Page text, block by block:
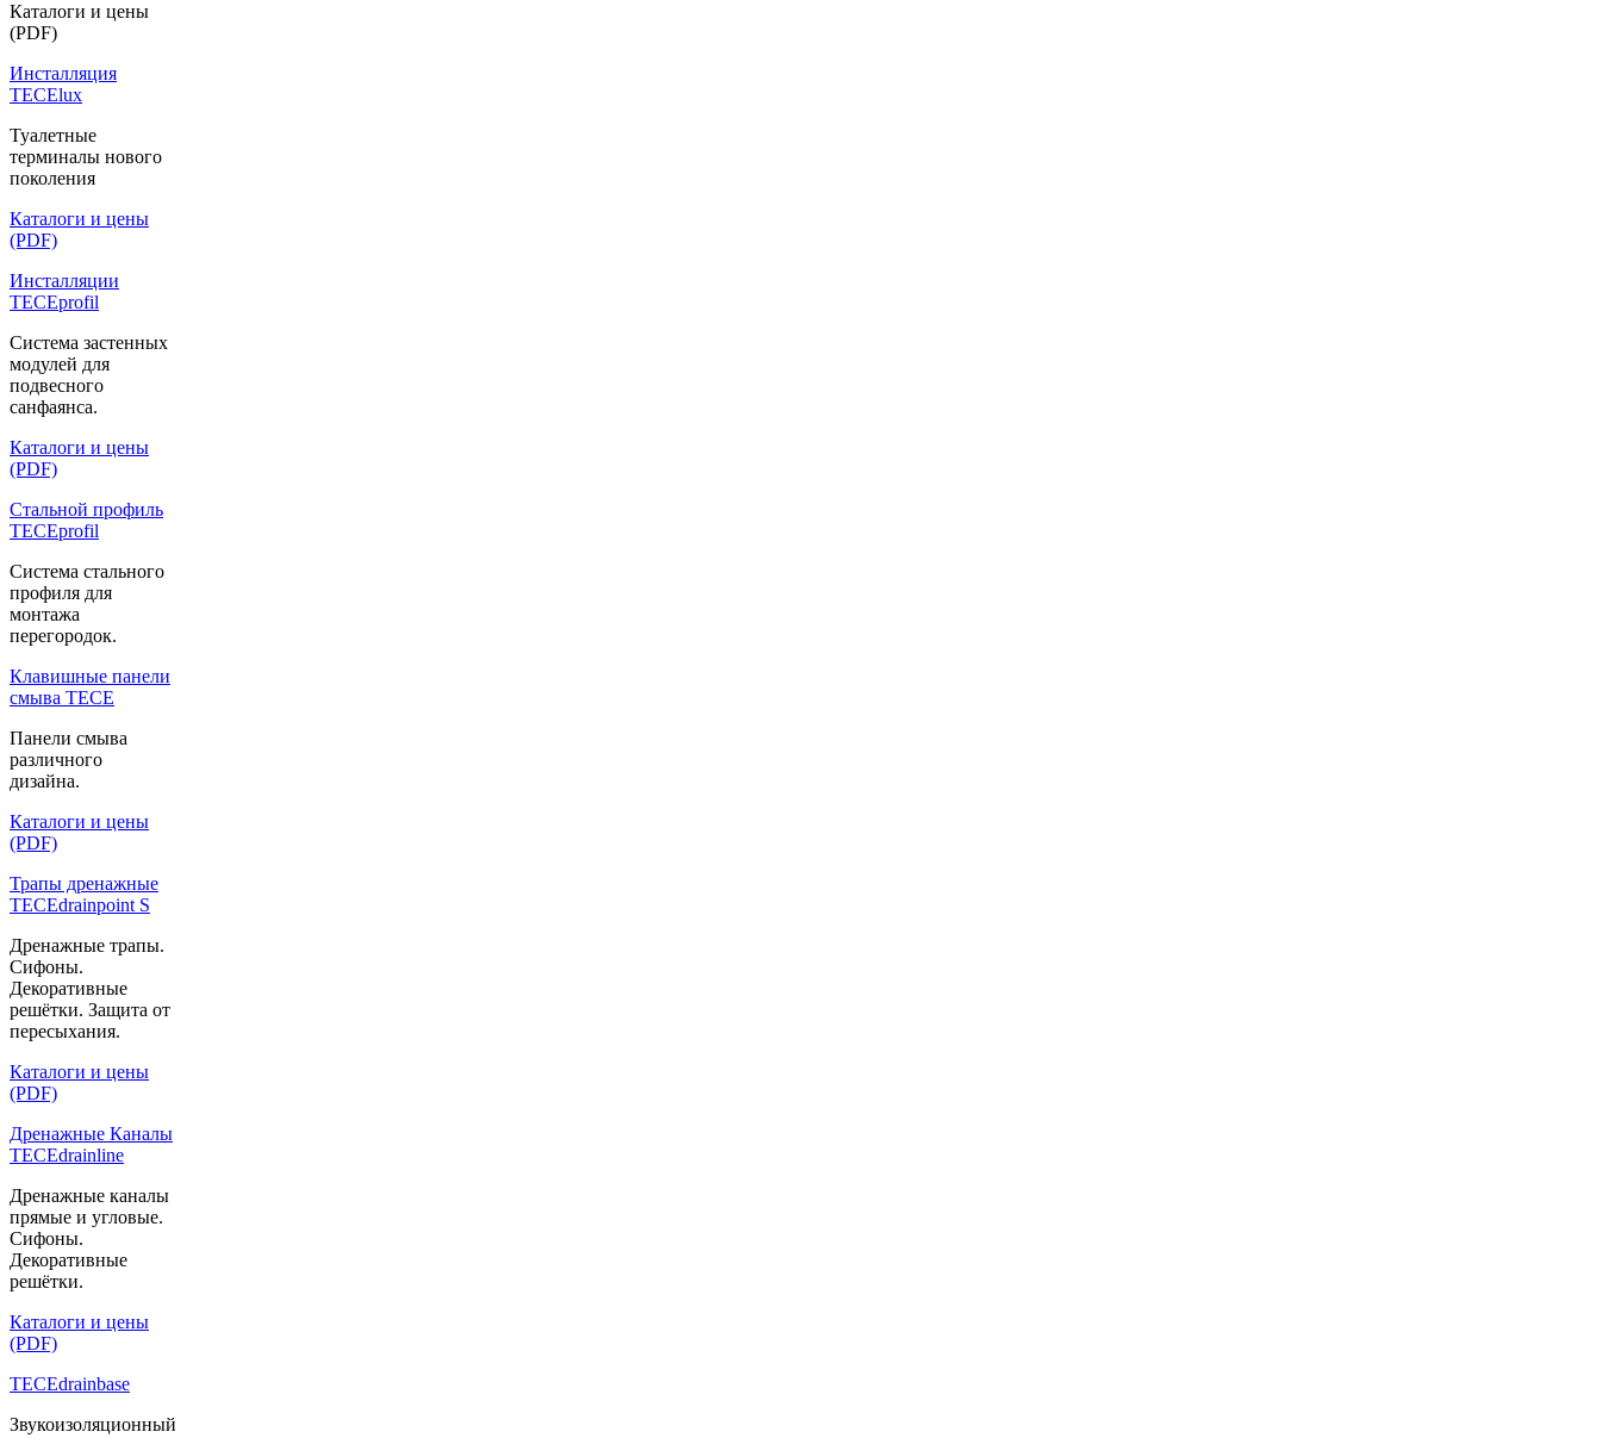
Каталоги и цены
(PDF)
Инсталляция
TECElux
Туалетные
терминалы нового
поколения
Каталоги и цены
(PDF)
Инсталляции
TECEprofil
Система застенных
модулей для
подвесного
санфаянса.
Каталоги и цены
(PDF)
Стальной профиль
TECEprofil
Система стального
профиля для
монтажа
перегородок.
Клавишные панели
смыва TECE
Панели смыва
различного
дизайна.
Каталоги и цены
(PDF)
Трапы дренажные
TECEdrainpoint S
Дренажные трапы.
Сифоны.
Декоративные
решётки. Защита от
пересыхания.
Каталоги и цены
(PDF)
Дренажные Каналы
TECEdrainline
Дренажные каналы
прямые и угловые.
Сифоны.
Декоративные
решётки.
Каталоги и цены
(PDF)
TECEdrainbase
Звукоизоляционный